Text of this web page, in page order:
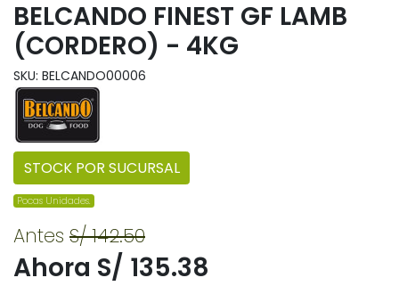
BELCANDO FINEST GF LAMB
(CORDERO) - 4KG
SKU: BELCANDO00006
STOCK POR SUCURSAL
Pocas Unidades.
Antes S/ 142.50
Ahora S/ 135.38